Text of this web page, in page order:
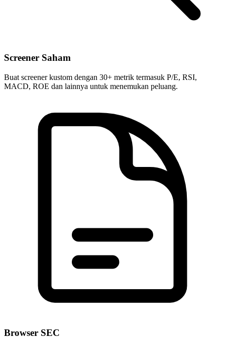
Screener Saham
Buat screener kustom dengan 30+ metrik termasuk P/E, RSI,
MACD, ROE dan lainnya untuk menemukan peluang.
Browser SEC